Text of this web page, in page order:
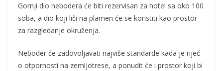
Gornji dio nebodera će biti rezervisan za hotel sa oko 100
soba, a dio koji liči na plamen će se koristiti kao prostor
za razgledanje okruženja.
Neboder će zadovoljavati najviše standarde kada je riječ
o otpornosti na zemljotrese, a ponudit će i prostor koji bi